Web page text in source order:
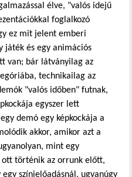
élve, "valós idejű
foglalkozó
ez mit jelent emberi
játék és egy animációs
van; bár látványilag az
technikailag az
"valós időben" futnak,
egyszer lett
demó egy képkockája a
akkor, amikor azt a
mint egy
ott történik az orrunk előtt,
színielőadásnál, ugyanúgy